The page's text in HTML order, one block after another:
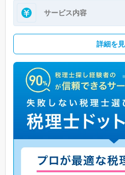
サービス内容
詳細を